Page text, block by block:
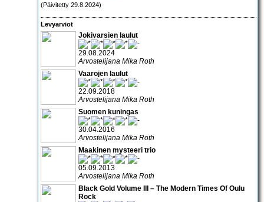
(Päivitetty 29.8.2024)
Levyarviot
Jokivarsien laulut
29.08.2024
Arvostelijana Mika Roth
Vaarojen laulut
22.09.2018
Arvostelijana Mika Roth
Suomen kuningas
30.04.2016
Arvostelijana Mika Roth
Maakinen mysteeri trio
05.09.2013
Arvostelijana Mika Roth
Black Gold Volume III – The Modern Times Of Oulu
Rock